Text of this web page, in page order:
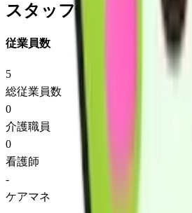
スタッフ情報
従業員数
5
総従業員数
0
介護職員
0
看護師
-
ケアマネ